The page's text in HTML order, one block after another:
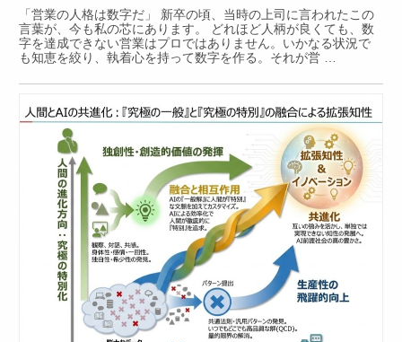
「営業の人格は数字だ」 新卒の頃、当時の上司に言われたこの
言葉が、今も私の芯にあります。 どれほど人柄が良くても、数
字を達成できない営業はプロではありません。いかなる状況で
も知恵を絞り、執着心を持って数字を作る。それが営 …